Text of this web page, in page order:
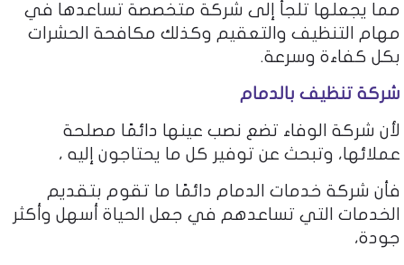
مما يجعلها تلجأ إلى شركة متخصصة تساعدها في
مهام التنظيف والتعقيم وكذلك مكافحة الحشرات
بكل كفاءة وسرعة.
شركة تنظيف بالدمام
لأن شركة الوفاء تضع نصب عينها دائمًا مصلحة
عملائها، وتبحث عن توفير كل ما يحتاجون إليه ،
فأن شركة خدمات الدمام دائمًا ما تقوم بتقديم
الخدمات التي تساعدهم في جعل الحياة أسهل وأكثر
جودة،